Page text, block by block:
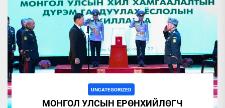
UNCATEGORIZED
МОНГОЛ УЛСЫН ЕРӨНХИЙЛӨГЧ